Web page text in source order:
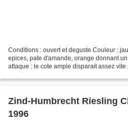
Conditions : ouvert et deguste Couleur :
epices, pate d'amande, orange donnant
attaque : le cote ample disparait assez vite
Zind-Humbrecht Riesling
1996